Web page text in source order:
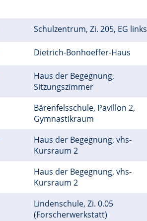
Schulzentrum, Zi. 205, EG links
Dietrich-Bonhoeffer-Haus
Haus der Begegnung,
Sitzungszimmer
Bärenfelsschule, Pavillon 2,
Gymnastikraum
Haus der Begegnung, vhs-
Kursraum 2
Haus der Begegnung, vhs-
Kursraum 2
Lindenschule, Zi. 0.05
(Forscherwerkstatt)